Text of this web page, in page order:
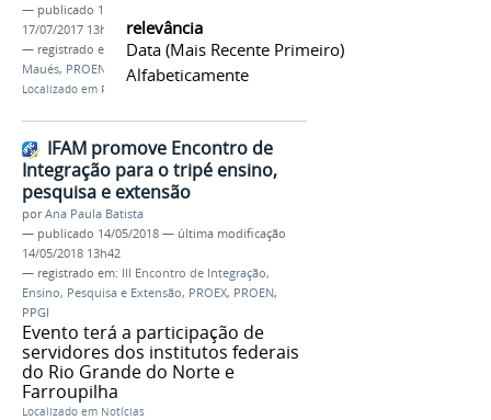
relevância
Data (mais Recente Primeiro)
Alfabeticamente
— publicado 17/07/2017
17/07/2017 13h03
— registrado em:
políticas afirmativas,Campus
Maués, PROEN Educação do Campo
Localizado em PRÓ-REITORIAS
IFAM promove Encontro de
Integração para o tripé ensino,
pesquisa e extensão
porAna Paula Batista
— publicado 14/05/2018 — última modificação
14/05/2018 13h42
— registrado em: III Encontro de Integração,
Ensino, Pesquisa e Extensão, PROEX, PROEN,
PPGI
Evento terá a participação de
servidores dos institutos federais
do Rio Grande do Norte e
Farroupilha
Localizado em Notícias